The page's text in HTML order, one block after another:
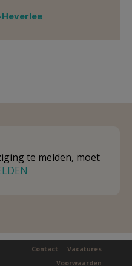
te melden, moet
Vacatures
Contact
Voorwaarden